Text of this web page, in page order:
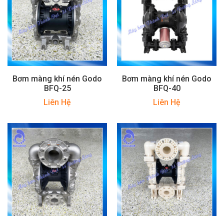
Bơm màng khí nén Godo
BFQ-25
Liên Hệ
Bơm màng khí nén Godo
BFQ-40
Liên Hệ